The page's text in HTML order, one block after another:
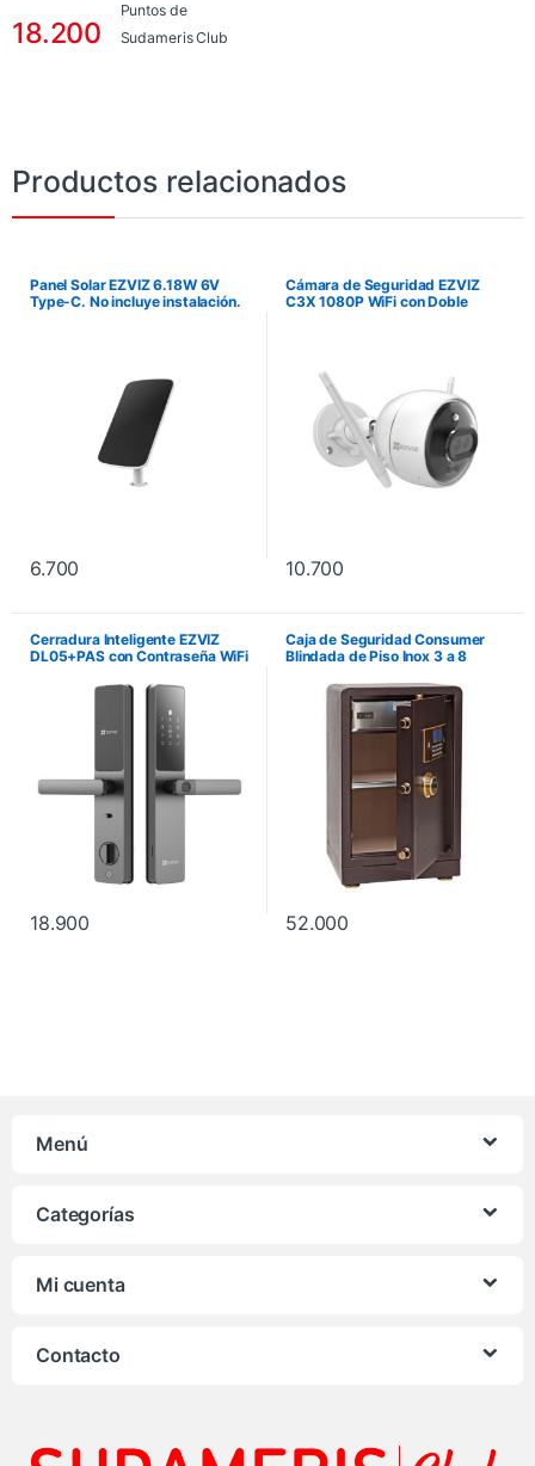
18.200
Puntos de
Sudameris Club
Productos relacionados
Panel Solar EZVIZ 6.18W 6V
Type-C. No incluye instalación.
6.700
Cámara de Seguridad EZVIZ
C3X 1080P WiFi con Doble
10.700
Cerradura Inteligente EZVIZ
DL05+PAS con Contraseña WiFi
incluye instalación.
18.900
Caja de Seguridad Consumer
Blindada de Piso Inox 3 a 8
incluye instalación.
52.000
Menú
Categorías
Mi cuenta
Contacto